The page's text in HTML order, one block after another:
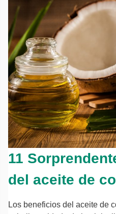
11
del aceite de
Los beneficios del aceite de